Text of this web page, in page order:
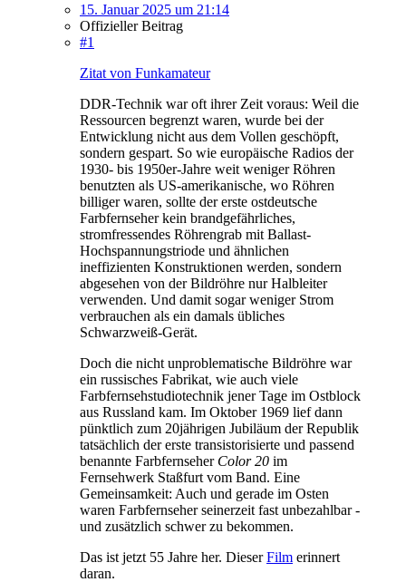
15. Januar 2025 um 21:14
Offizieller Beitrag
#1
Zitat von Funkamateur
DDR-Technik war oft ihrer Zeit voraus: Weil die
Ressourcen begrenzt waren, wurde bei der
Entwicklung nicht aus dem Vollen geschöpft,
sondern gespart. So wie europäische Radios der
1930- bis 1950er-Jahre weit weniger Röhren
benutzten als US-amerikanische, wo Röhren
billiger waren, sollte der erste ostdeutsche
Farbfernseher kein brandgefährliches,
stromfressendes Röhrengrab mit Ballast-
Hochspannungstriode und ähnlichen
ineffizienten Konstruktionen werden, sondern
abgesehen von der Bildröhre nur Halbleiter
verwenden. Und damit sogar weniger Strom
verbrauchen als ein damals übliches
Schwarzweiß-Gerät.
Doch die nicht unproblematische Bildröhre war
ein russisches Fabrikat, wie auch viele
Farbfernsehstudiotechnik jener Tage im Ostblock
aus Russland kam. Im Oktober 1969 lief dann
pünktlich zum 20jährigen Jubiläum der Republik
tatsächlich der erste transistorisierte und passend
benannte Farbfernseher Color 20 im
Fernsehwerk Staßfurt vom Band. Eine
Gemeinsamkeit: Auch und gerade im Osten
waren Farbfernseher seinerzeit fast unbezahlbar -
und zusätzlich schwer zu bekommen.
Das ist jetzt 55 Jahre her. DieserFilm erinnert
daran.